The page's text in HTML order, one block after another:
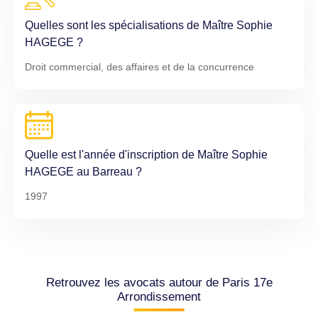
Quelles sont les spécialisations de Maître Sophie
HAGEGE ?
Droit commercial, des affaires et de la concurrence
Quelle est l'année d'inscription de Maître Sophie
HAGEGE au Barreau ?
1997
Retrouvez les avocats autour de Paris 17e
Arrondissement